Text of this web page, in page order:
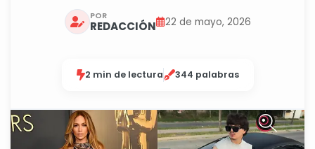
POR
REDACCIÓN 22 de mayo, 2026
2 min de lectura 344 palabras